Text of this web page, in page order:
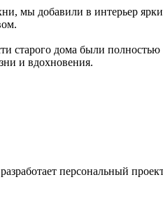
мы добавили в интерьер
старого дома были
и вдохновения.
пepcoнaльный